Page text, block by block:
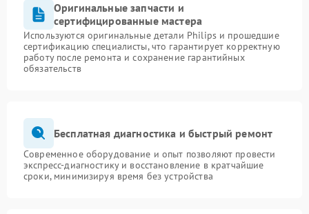
Оригинальные запчасти и
сертифицированные мастера
Используются оригинальные детали Philips и прошедшие
сертификацию специалисты, что гарантирует корректную
работу после ремонта и сохранение гарантийных
обязательств
Бесплатная диагностика и быстрый ремонт
Современное оборудование и опыт позволяют провести
экспресс-диагностику и восстановление в кратчайшие
сроки, минимизируя время без устройства